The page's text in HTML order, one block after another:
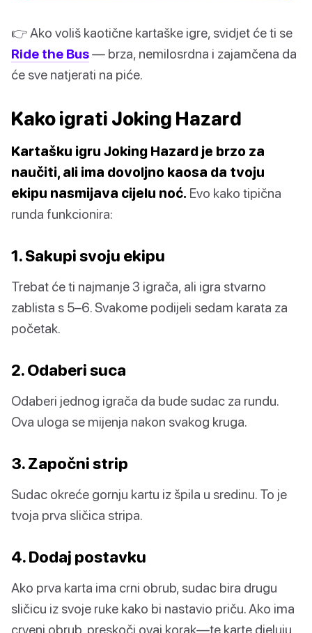
👉 Ako voliš kaotične kartaške igre, svidjet će ti se
Ride the Bus— brza, nemilosrdna i zajamčena da
će sve natjerati na piće.
Kako igrati Joking Hazard
Kartašku igru Joking Hazard je brzo za
naučiti, ali ima dovoljno kaosa da tvoju
ekipu nasmijava cijelu noć. Evo kako tipična
runda funkcionira:
1. Sakupi svoju ekipu
Trebat će ti najmanje 3 igrača, ali igra stvarno
zablista s 5–6. Svakome podijeli sedam karata za
početak.
2. Odaberi suca
Odaberi jednog igrača da bude sudac za rundu.
Ova uloga se mijenja nakon svakog kruga.
3. Započni strip
Sudac okreće gornju kartu iz špila u sredinu. To je
tvoja prva sličica stripa.
4. Dodaj postavku
Ako prva karta ima crni obrub, sudac bira drugu
sličicu iz svoje ruke kako bi nastavio priču. Ako ima
crveni obrub, preskoči ovaj korak—te karte djeluju